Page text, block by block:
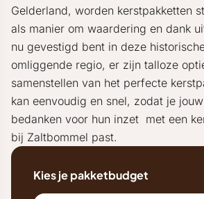
Gelderland, worden kerstpakketten
als manier om waardering en dank
nu gevestigd bent in deze
omliggende regio, er zijn talloze
samenstellen van het perfecte
kan eenvoudig en snel, zodat je
bedanken voor hun inzet met een
bij Zaltbommel past.
Kies je pakketbudget